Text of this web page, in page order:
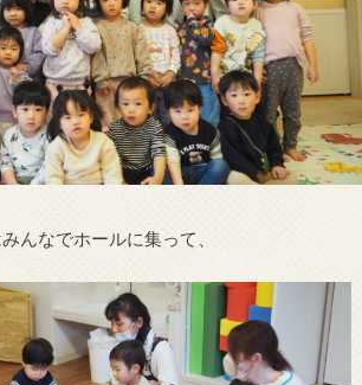
んなでホールに集って、